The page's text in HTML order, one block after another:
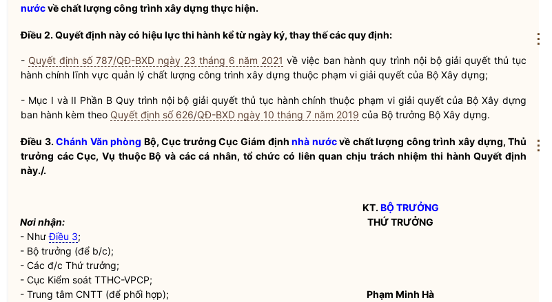
nướcvề chất lượng công trình xây dựng thực hiện.
Điều 2.Quyết định này có hiệu lực thi hành kể từ ngày ký, thay thế các quy định:
- Quyết định số 787/QĐ-BXD ngày 23 tháng 6 năm 2021 về việc ban hành quy trình nội bộ giải quyết thủ tục
hành chính lĩnh vực quản lý chất lượng công trình xây dựng thuộc phạm vi giải quyết của Bộ Xây dựng;
- Mục I và II Phần B Quy trình nội bộ giải quyết thủ tục hành chính thuộc phạm vi giải quyết của Bộ Xây dựng
ban hành kèm theo Quyết định số 626/QĐ-BXD ngày 10 tháng 7 năm 2019 của Bộ trưởng Bộ Xây dựng.
Điều 3. Chánh Văn phòng Bộ, Cục trưởng Cục Giám địnhnhà nướcvề chất lượng công trình xây dựng, Thủ
trưởng các Cục, Vụ thuộc Bộ và các cá nhân, tổ chức có liên quan chịu trách nhiệm thi hành Quyết định
này./.
Nơi nhận:
- NhưĐiều 3;
- Bộ trưởng (để b/c);
- Các đ/c Thứ trưởng;
- Cục Kiểm soát TTHC-VPCP;
- Trung tâm CNTT (để phối hợp);
KT.BỘ TRƯỞNG
THỨ TRƯỞNG
Phạm Minh Hà
⋮
⋮